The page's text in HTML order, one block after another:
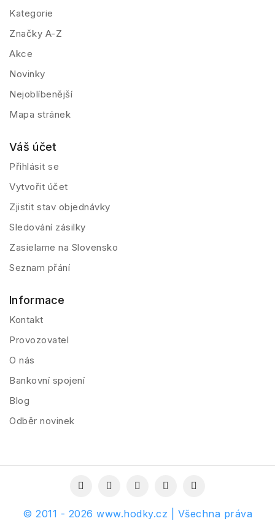
Kategorie
Značky A-Z
Akce
Novinky
Nejoblíbenější
Mapa stránek
Váš účet
Přihlásit se
Vytvořit účet
Zjistit stav objednávky
Sledování zásilky
Zasielame na Slovensko
Seznam přání
Informace
Kontakt
Provozovatel
O nás
Bankovní spojení
Blog
Odběr novinek
© 2011 - 2026 www.hodky.cz | Všechna práva